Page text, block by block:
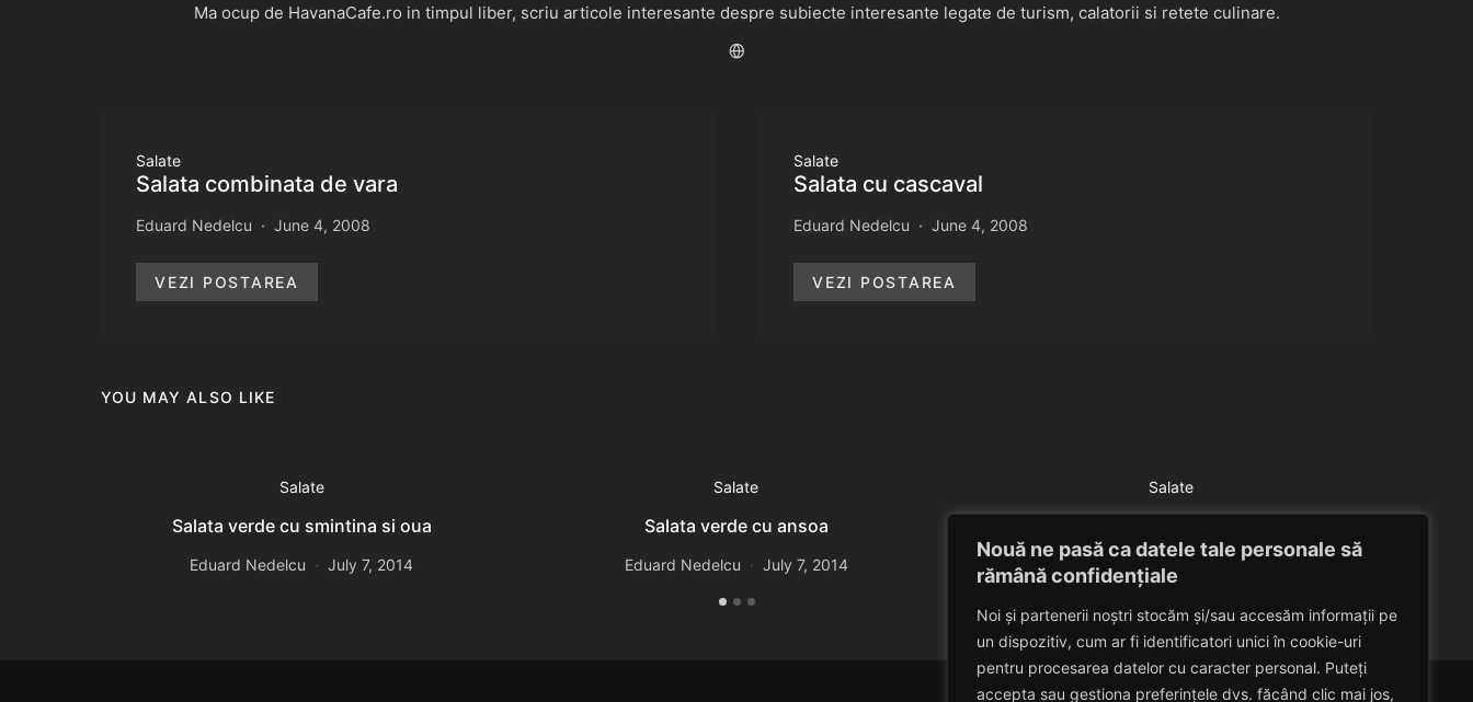
Nouă ne pasă ca datele tale personale să
rămână confidențiale
Noi și partenerii noștri stocăm și/sau accesăm informații pe
un dispozitiv, cum ar fi identificatori unici în cookie-uri
pentru procesarea datelor cu caracter personal. Puteți
accepta sau gestiona preferințele dvs. făcând clic mai jos,
Ma ocup de HavanaCafe.ro in timpul liber, scriu articole interesante despre subiecte interesante legate de turism, calatorii si retete culinare.
Salate
Salata combinata de vara
Eduard Nedelcu June 4, 2008
VEZI POSTAREA
Salate
Salata cu cascaval
Eduard Nedelcu June 4, 2008
VEZI POSTAREA
YOU MAY ALSO LIKE
Salate
Salata verde cu smintina si oua
Eduard Nedelcu July 7, 2014
Salate
Salata verde cu ansoa
Eduard Nedelcu July 7, 2014
Salate
Eduard Nedelcu July 6, 2014